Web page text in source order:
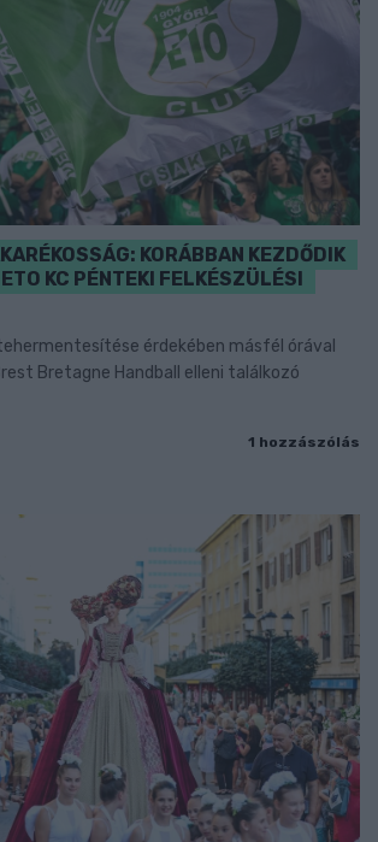
KORÁBBAN KEZDŐDIK
KC PÉNTEKI FELKÉSZÜLÉSI
érdekében másfél órával
Bretagne Handball elleni találkozó
1 hozzászólás